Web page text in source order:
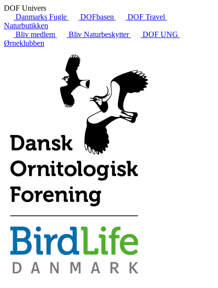
DOF Univers
Danmarks Fugle
DOFbasen
DOF Travel
Naturbutikken
Bliv medlem
Bliv Naturbeskytter
DOF UNG
Ørneklubben